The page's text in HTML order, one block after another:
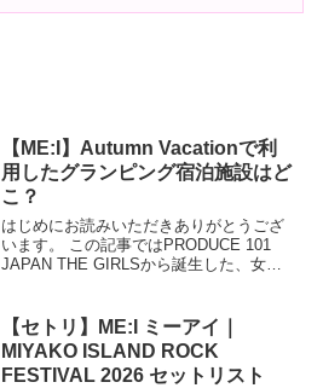
【ME:I】Autumn Vacationで利
用したグランピング宿泊施設はど
こ？
はじめにお読みいただきありがとうござ
います。 この記事ではPRODUCE 101
JAPAN THE GIRLSから誕生した、女性
ン...
【セトリ】ME:I ミーアイ｜
MIYAKO ISLAND ROCK
FESTIVAL 2026 セットリスト